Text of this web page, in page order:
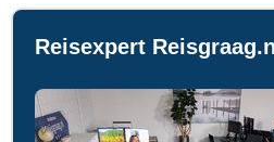
Reisexpert